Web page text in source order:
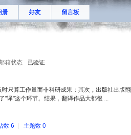
册 好友 留言板
箱状态
已验证
只算工作量而非科研成果；其次，出版社出版
"译"这个环节。结果，翻译作品大都很 ...
数 6 主题数 0